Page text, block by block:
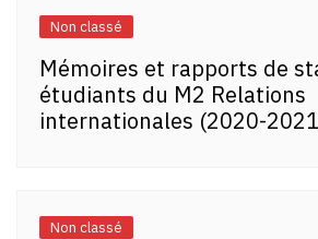
Non classé
Mémoires et rapports de
étudiants du M2 Relations
internationales (2020-
Non classé